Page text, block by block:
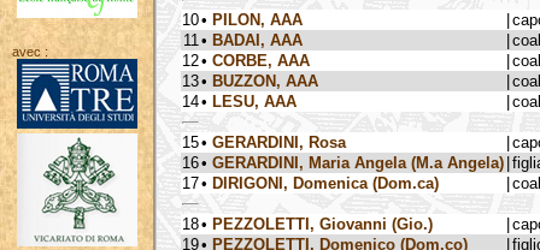
avec :
10• PILON, AAA
11 • BADAI, AAA
12• CORBE, AAA
13• BUZZON, AAA
14• LESU, AAA
15• GERARDINI, Rosa
16• GERARDINI, Maria Angela (M.a Angela)
17• DIRIGONI, Domenica (Dom.ca)
18• PEZZOLETTI, Giovanni (Gio.)
19• PEZZOLETTI, Domenico (Dom.co)